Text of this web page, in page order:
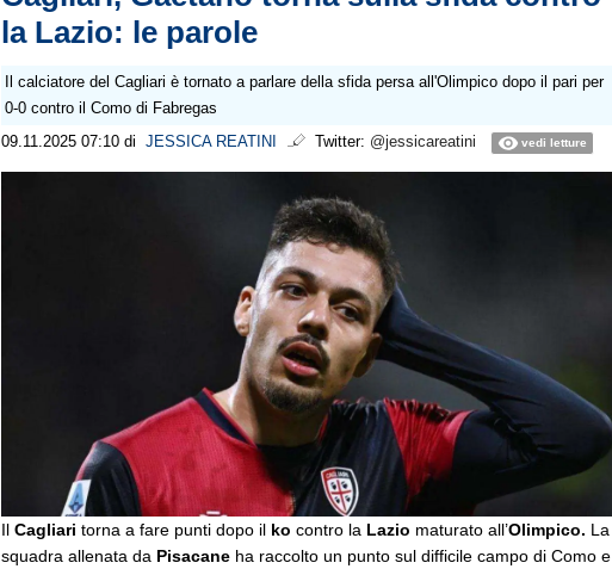
la Lazio: le parole
Il calciatore del Cagliari è tornato a parlare della sfida persa all'Olimpico dopo il pari per
0-0 contro il Como di Fabregas
09.11.2025 07:10 di JESSICA REATINI Twitter: @jessicareatini vedi letture
Il Cagliari torna a fare punti dopo il ko contro la Lazio maturato all’Olimpico. La
squadra allenata da Pisacane ha raccolto un punto sul difficile campo di Como e